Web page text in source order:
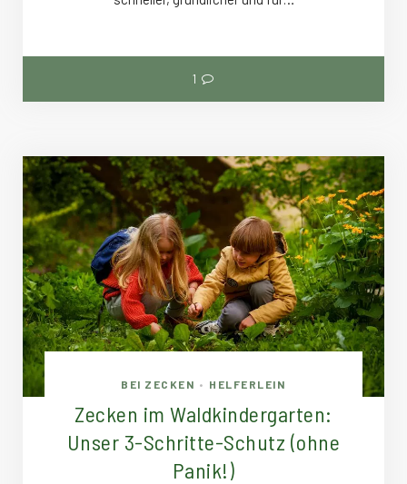
1
BEI ZECKEN • HELFERLEIN
Zecken im Waldkindergarten:
Unser 3-Schritte-Schutz (ohne
Panik!)